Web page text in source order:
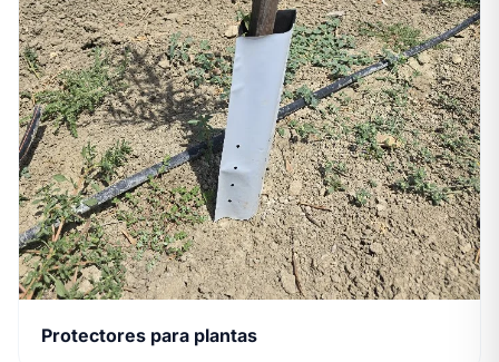
Protectores para plantas